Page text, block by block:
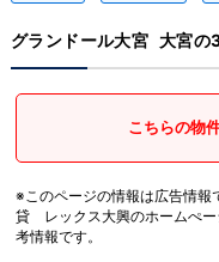
グランドール大宮 大宮の
こちらの物
※このページの情報は広告情報
貸 レックス大興のホームぺー
考情報です。